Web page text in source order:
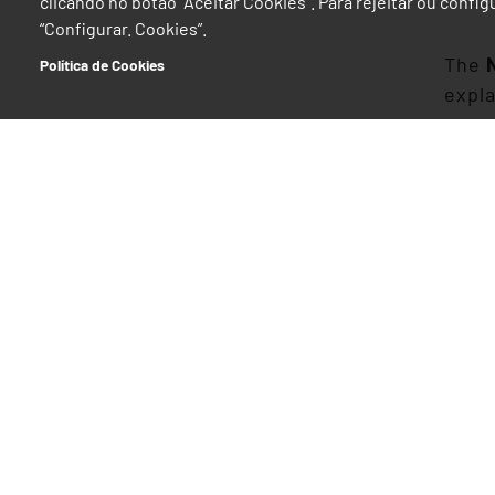
The
“Configurar. Cookies”.
Política de Cookies